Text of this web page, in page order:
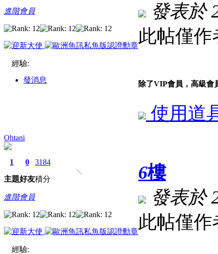
進階會員
經驗:
發消息
發表於
此帖僅
除了VIP會員，高級會
使用道
Ohtani
1
主題
0
好友
3184
積分
進階會員
經驗:
6樓
發表於
此帖僅